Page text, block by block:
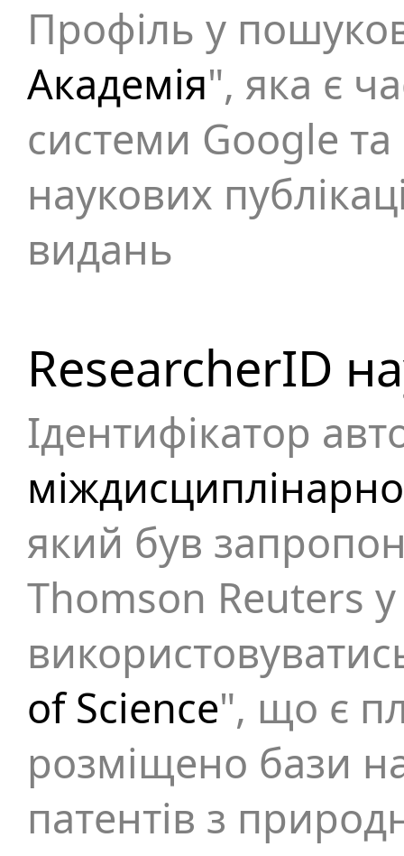
Профіль у
Академія", яка є
системи Google та
наукових
видань
ResearcherID
Ідентифікатор
який був
Thomson Reuters
of Science", що є
розміщено бази
патентів з